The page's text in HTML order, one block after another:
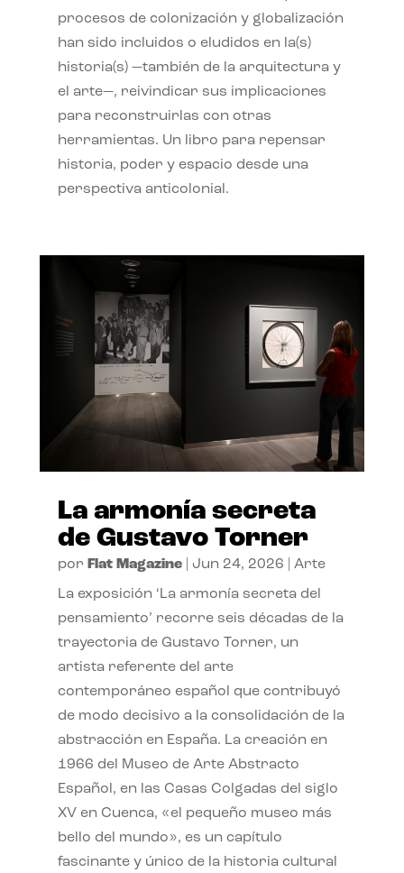
procesos de colonización y globalización
han sido incluidos o eludidos en la(s)
historia(s) —también de la arquitectura y
el arte—, reivindicar sus implicaciones
para reconstruirlas con otras
herramientas. Un libro para repensar
historia, poder y espacio desde una
perspectiva anticolonial.
La armonía secreta
de Gustavo Torner
por Flat Magazine| Jun 24, 2026 Arte
La exposición ‘La armonía secreta del
pensamiento’ recorre seis décadas de la
trayectoria de Gustavo Torner, un
artista referente del arte
contemporáneo español que contribuyó
de modo decisivo a la consolidación de la
abstracción en España. La creación en
1966 del Museo de Arte Abstracto
Español, en las Casas Colgadas del siglo
XV en Cuenca, «el pequeño museo más
bello del mundo», es un capítulo
fascinante y único de la historia cultural